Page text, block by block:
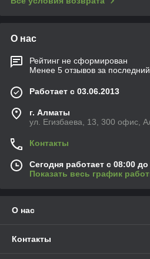
О нас
Рейтинг не сформирован
Менее 5 отзывов за последний
Работает с 03.06.2013
г. Алматы
ул. Егизбаева, 13, 300 офис,
Контакты
Сегодня работает с 08:00
Показать весь график
О нас
Контакты